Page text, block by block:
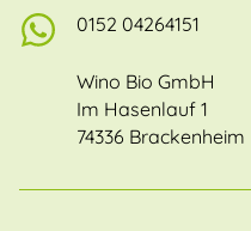
0152 04264151
Wino Bio GmbH
Im Hasenlauf 1
74336 Brackenheim